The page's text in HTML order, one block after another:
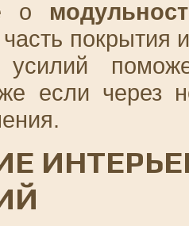
о
покрытия
усилий
если через